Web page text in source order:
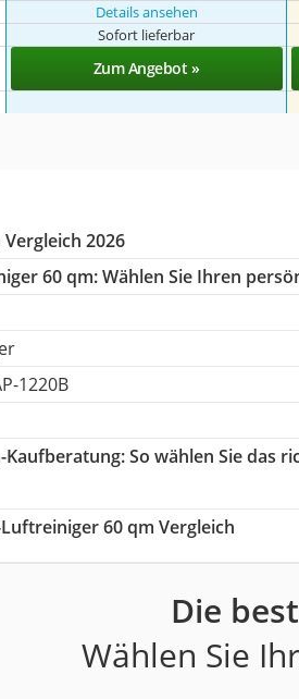
Details ansehen
Sofort lieferbar
Zum Angebot »
2026
60 qm:Wählen Sie Ihren
1220B
Kaufberatung: So wählen Sie das
60 qm Vergleich
Die
Wählen Sie